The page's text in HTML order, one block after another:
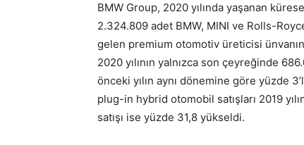
BMW Group, 2020 yılında yaşanan
2.324.809 adet BMW, MINI ve Rolls-
gelen premium otomotiv üreticisi
2020 yılının yalnızca son çeyreğinde
önceki yılın aynı dönemine göre yüzde
plug-in hybrid otomobil satışları 2019
satışı ise yüzde 31,8 yükseldi.